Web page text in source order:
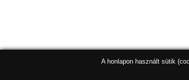
A honlapon használt sütik